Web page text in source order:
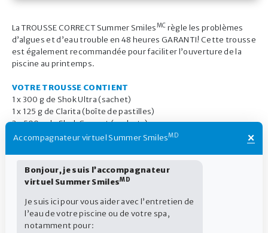
La TROUSSE CORRECT Summer SmilesMC règle les problèmes
d’algues et d’eau trouble en 48 heures GARANTI! Cette trousse
est également recommandée pour faciliter l’ouverture de la
piscine au printemps.
VOTRE TROUSSE CONTIENT
1 x 300 g de Shok Ultra (sachet)
1 x 125 g de Clarita (boîte de pastilles)
3 x 500 g de Shok Correct (sachets)
Summer Smiles MCpH +
Summer SmilesMCpH –
BÉNÉFICES
Règle les problèmes d’algues et d’eaux troubles en 48 heures
Également un excellent choix pour l’ouverture rapide des
Accompagnateur virtuel Summer SmilesMD ×
Bonjour, je suis l’accompagnateur
virtuel Summer SmilesMD
Je suis ici pour vous aider avec l’entretien de
l’eau de votre piscine ou de votre spa,
notamment pour :